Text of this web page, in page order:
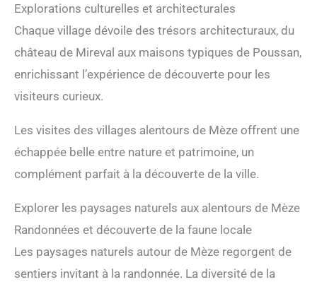
Explorations culturelles et architecturales
Chaque village dévoile des trésors architecturaux, du
château de Mireval aux maisons typiques de Poussan,
enrichissant l’expérience de découverte pour les
visiteurs curieux.
Les visites des villages alentours de Mèze offrent une
échappée belle entre nature et patrimoine, un
complément parfait à la découverte de la ville.
Explorer les paysages naturels aux alentours de Mèze
Randonnées et découverte de la faune locale
Les paysages naturels autour de Mèze regorgent de
sentiers invitant à la randonnée. La diversité de la